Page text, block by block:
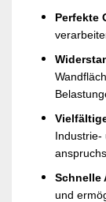
Perfekte
Industrie-
Schnelle
und